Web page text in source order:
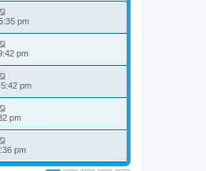
pm
pm
pm
pm
pm